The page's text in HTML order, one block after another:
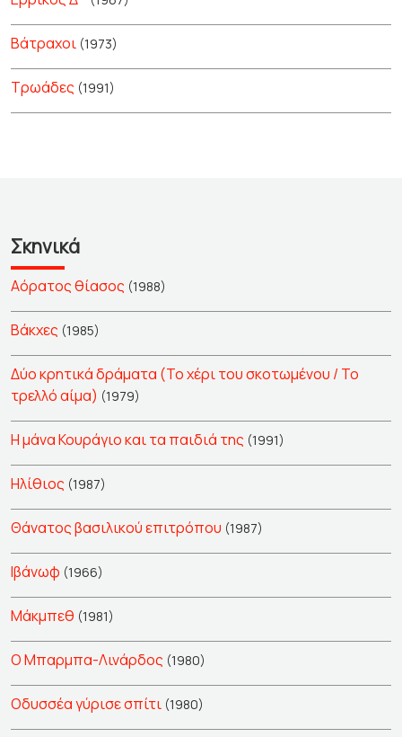
Βάτραχοι (1973)
Τρωάδες (1991)
Σκηνικά
Αόρατος θίασος (1988)
Βάκχες (1985)
Δύο κρητικά δράματα (Το χέρι του σκοτωμένου / Το
τρελλό αίμα) (1979)
Η μάνα Κουράγιο και τα παιδιά της (1991)
Ηλίθιος (1987)
Θάνατος βασιλικού επιτρόπου (1987)
Ιβάνωφ (1966)
Μάκμπεθ (1981)
Ο Μπαρμπα-Λινάρδος (1980)
Οδυσσέα γύρισε σπίτι (1980)